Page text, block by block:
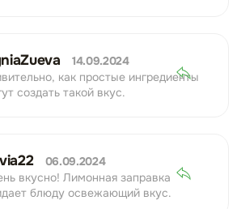
14.09.2024
как простые ингредиенты
создать такой вкус.
06.09.2024
вкусно! Лимонная заправка
блюду освежающий вкус.